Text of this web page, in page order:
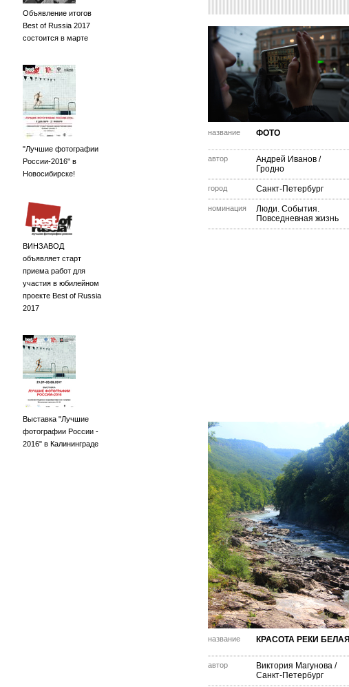
Объявление итогов
Best of Russia 2017
состоится в марте
"Лучшие фотографии
России-2016" в
Новосибирске!
ВИНЗАВОД
объявляет старт
приема работ для
участия в юбилейном
проекте Best of Russia
2017
Выставка "Лучшие
фотографии России -
2016" в Калининграде
название ФОТО
автор Андрей Иванов /
Гродно
город Санкт-Петербург
номинация
Люди. События.
Повседневная жизнь
название КРАСОТА РЕКИ БЕЛАЯ
автор Виктория Магунова /
Санкт-Петербург